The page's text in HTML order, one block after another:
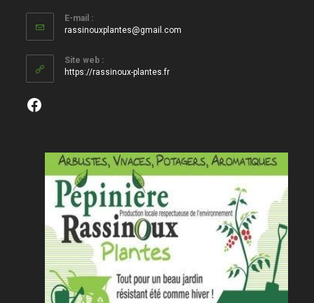
E-mail :
rassinouxplantes@gmail.com
Site web :
https://rassinoux-plantes.fr
Facebook